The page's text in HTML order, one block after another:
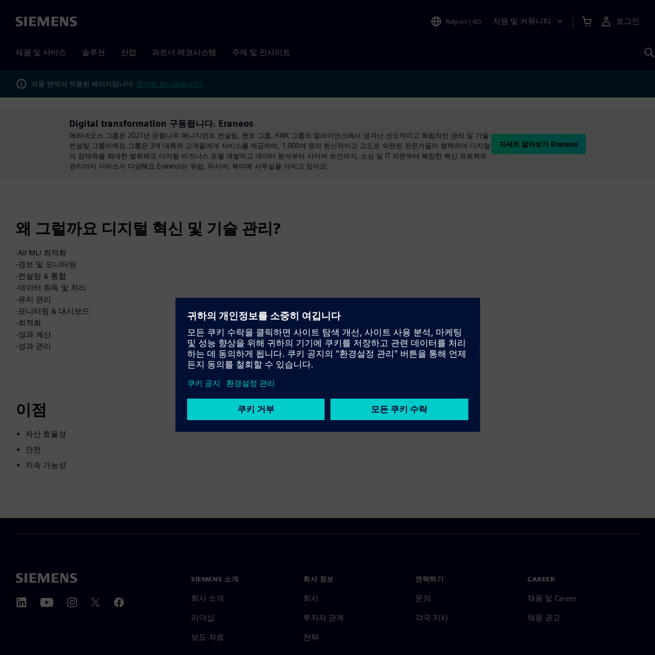
Siemens Region | KO 지원 및 커뮤니티 로그인
제품 및 서비스 솔루션 산업 파트너 에코시스템 주제 및 인사이트
자동 번역이 적용된 페이지입니다. 영어로 보시겠습니까?
Digital transformation 구동됩니다. Eraneos
에라네오스 그룹은 2021년 은행나무 매니지먼트 컨설팅, 퀸트 그룹, AWK 그룹의 얼라이언스에서 생겨난 선도적이고 독립적인 관리 및 기술
컨설팅 그룹이에요.그룹은 3개 대륙의 고객들에게 서비스를 제공하며, 1,000여 명의 헌신적이고 고도로 숙련된 전문가들이 협력하여 디지털
의 잠재력을 최대한 발휘해요.디지털 비즈니스 모델 개발하고 데이터 분석부터 사이버 보안까지, 소싱 및 IT 자문부터 복잡한 혁신 프로젝트
관리까지 서비스가 다양해요.Eraneos는 유럽, 아시아, 북미에 사무실을 가지고 있어요.
자세히 알아보기 Eraneos
왜 그럴까요 디지털 혁신 및 기술 관리?
-AI/ ML/ 최적화
-경보 및 모니터링
-컨설팅 & 통합
-데이터 취득 및 처리
-유지 관리
-모니터링 & 대시보드
-최적화
-성과 계산
-성과 관리
이점
자산 효율성
안전
지속 가능성
SIEMENS 소개
회사 소개
리더십
보도 자료
회사 정보
회사
투자자 관계
전략
연락하기
문의
각국 지사
CAREER
채용 및 Career
채용 공고